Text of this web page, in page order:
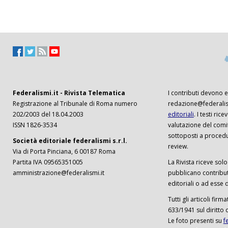
Federalismi.it - Rivista Telematica
Registrazione al Tribunale di Roma numero
202/2003 del 18.04.2003
ISSN 1826-3534
Società editoriale federalismi s.r.l.
Via di Porta Pinciana, 6 00187 Roma
Partita IVA 09565351005
amministrazione@federalismi.it
I contributi devono
editoriali. I testi
valutazione del
sottoposti a
review.
La Rivista riceve
pubblicano
editoriali o ad esse
Tutti gli articoli
633/1941 sul diritto
Le foto presenti su